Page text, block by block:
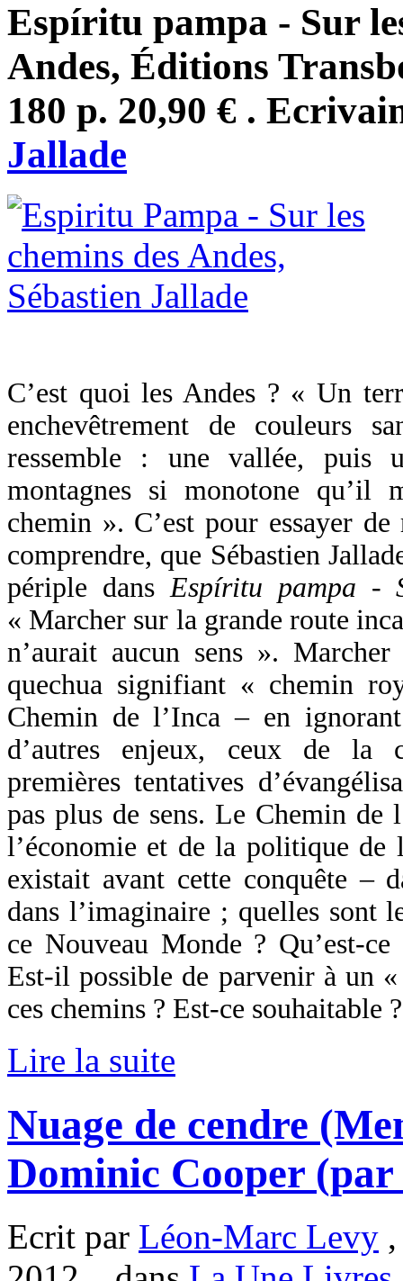
Espíritu pampa - Sur
Andes, Éditions
180 p. 20,90 € .
Jallade
C’est quoi les Andes ? « Un
enchevêtrement de couleurs
ressemble : une vallée, puis
montagnes si monotone qu’il
chemin ». C’est pour essayer
comprendre, que Sébastien
périple dansEspíritu pampa -
« Marcher sur la grande route
n’aurait aucun sens ».
quechua signifiant « chemin
Chemin de l’Inca – en
d’autres enjeux, ceux de la
premières tentatives
pas plus de sens. Le Chemin de
l’économie et de la politique de
existait avant cette conquête –
dans l’imaginaire ; quelles sont
ce Nouveau Monde ? Qu’est-
Est-il possible de parvenir à un
ces chemins ? Est-ce souhaitable ?
Lire la suite
Nuage de cendre
Dominic Cooper
Ecrit par Léon-Marc Levy